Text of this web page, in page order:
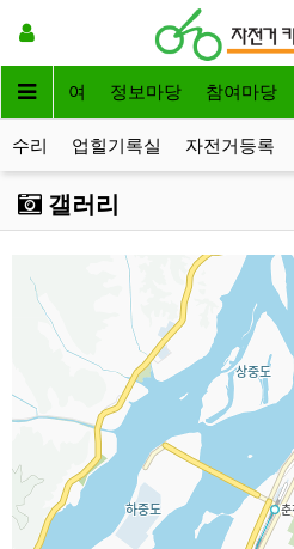
전거대여 정보마당 참여마당
수리 업힐기록실 자전거등록
갤러리